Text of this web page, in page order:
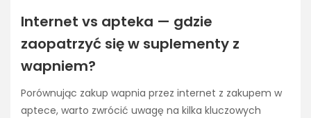
Internet vs apteka — gdzie
zaopatrzyć się w suplementy z
wapniem?
Porównując zakup wapnia przez internet z zakupem w
aptece, warto zwrócić uwagę na kilka kluczowych